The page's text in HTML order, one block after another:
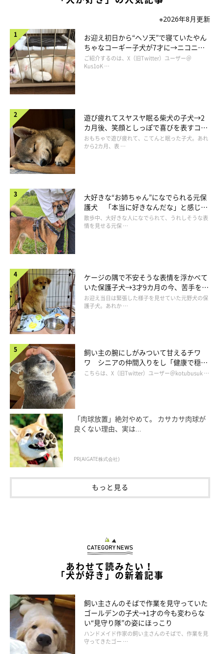
※2026年8月更新
お迎え初日から“ヘソ天”で寝ていたやん
ちゃなコーギー子犬が7才に→ニコニ
コ“コーギースマイル”が魅力のコに成
長！
ご紹介するのは、X（旧Twitter）ユーザー＠
Kus1oK …
遊び疲れてスヤスヤ眠る柴犬の子犬→2
カ月後、笑顔としっぽで喜びを表すコに
成長！
おもちゃで遊び疲れて、こてんと眠った子犬。あれ
から2カ月、表 …
大好きな“お姉ちゃん”になでられる元保
護犬 「本当に好きなんだな」と感じる
表情にほっこり
散歩中、大好きな人になでられて、うれしそうな表
情を見せる元保 …
ケージの隅で不安そうな表情を浮かべて
いた保護子犬→3才9カ月の今、苦手を克
服し頼もしいコに成長！
お迎え当日は緊張した様子を見せていた元野犬の保
護子犬。あれか …
飼い主の腕にしがみついて甘えるチワ
ワ シニアの仲間入りをし「健康で穏や
かな暮らしが続いてほしい」と願う
こちらは、X（旧Twitter）ユーザー＠kotubusuk …
「肉球放置」絶対やめて。 カサカサ肉球が
良くない理由、実は...
PR(AIGATE株式会社)
もっと見る
あわせて読みたい！
「犬が好き」の新着記事
飼い主さんのそばで作業を見守っていた
ゴールデンの子犬→1才の今も変わらな
い“見守り隊”の姿にほっこり
ハンドメイド作家の飼い主さんのそばで、作業を見
守ってきたゴー …